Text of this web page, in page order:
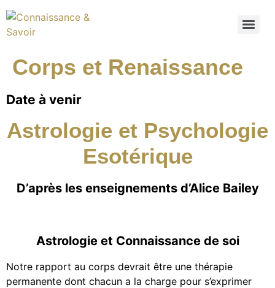
Corps et Renaissance
Date à venir
Astrologie et Psychologie
Esotérique
D’après les enseignements d’Alice Bailey
Astrologie et Connaissance de soi
Notre rapport au corps devrait être une thérapie
permanente dont chacun a la charge pour s’exprimer